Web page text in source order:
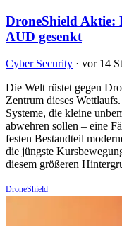
DroneShield Aktie:
AUD gesenkt
Cyber Security · vor 14
Die Welt rüstet gegen
Zentrum dieses
Systeme, die kleine
abwehren sollen – eine
festen Bestandteil
die jüngste
diesem größeren
DroneShield